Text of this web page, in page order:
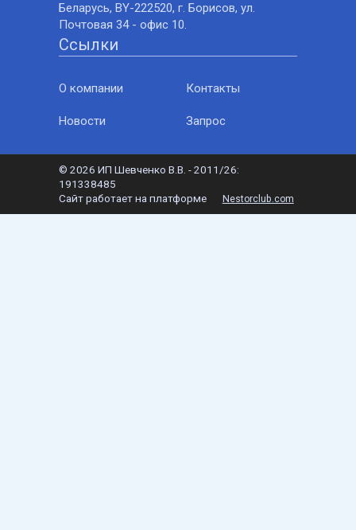
Беларусь, BY-222520, г. Борисов, ул.
Почтовая 34 - офис 10.
Ссылки
О компании Контакты
Новости Запрос
© 2026 ИП Шевченко В.В. - 2011/26:
191338485
Сайт работает на платформе
Nestorclub.com